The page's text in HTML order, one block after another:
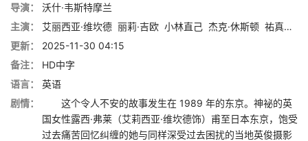
导演：
沃什·韦斯特摩兰
主演：
艾丽西亚·维坎德 丽莉·吉欧 小林直己 杰克·休斯顿 祐真琦琦
更新：
2025-11-30 04:15
备注：
HD中字
语言：
英语
剧情：
这个令人不安的故事发生在 1989 年的东京。神祕的英
国女性露西·弗莱（艾莉西亚·维坎德饰）甫至日本东京，饱受
过去痛苦回忆纠缠的她与同样深受过去困扰的当地英俊摄影